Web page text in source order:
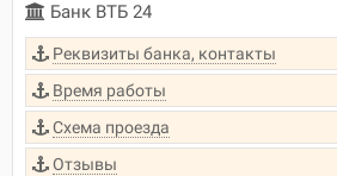
Банк ВТБ 24
Реквизиты банка, контакты
Время работы
Схема проезда
Отзывы